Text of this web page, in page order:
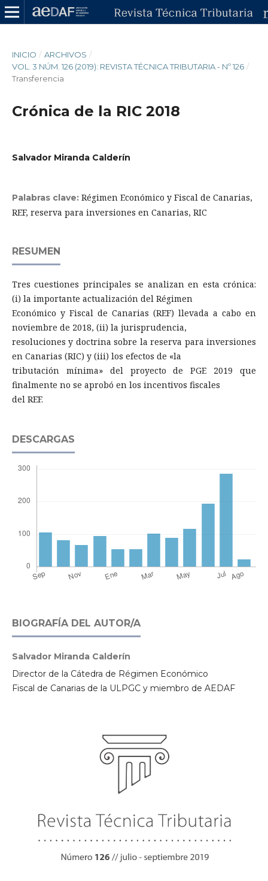
INICIO / ARCHIVOS /
VOL. 3 NÚM. 126 (2019): REVISTA TÉCNICA TRIBUTARIA - Nº 126 /
Transferencia
Crónica de la RIC 2018
Salvador Miranda Calderín
Palabras clave: Régimen Económico y Fiscal de Canarias,
REF, reserva para inversiones en Canarias, RIC
RESUMEN
Tres cuestiones principales se analizan en esta crónica:
(i) la importante actualización del Régimen
Económico y Fiscal de Canarias (REF) llevada a cabo en
noviembre de 2018, (ii) la jurisprudencia,
resoluciones y doctrina sobre la reserva para inversiones
en Canarias (RIC) y (iii) los efectos de «la
tributación mínima» del proyecto de PGE 2019 que
finalmente no se aprobó en los incentivos fiscales
del REF.
DESCARGAS
BIOGRAFÍA DEL AUTOR/A
Salvador Miranda Calderín
Director de la Cátedra de Régimen Económico
Fiscal de Canarias de la ULPGC y miembro de AEDAF